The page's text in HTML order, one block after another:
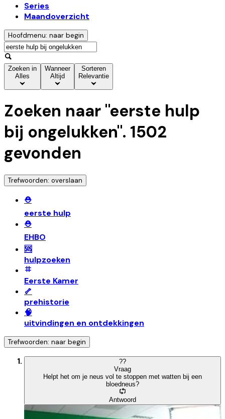
Series
Maandoverzicht
Hoofdmenu: naar begin
Zoeken in
Alles
Wanneer
Altijd
Sorteren
Relevantie
Zoeken naar "eerste hulp
bij ongelukken". 1502
gevonden
Trefwoorden: overslaan
⛑️
eerste hulp
⛑️
EHBO
🆘
hulpzoeken
Eerste Kamer
🦴
prehistorie
🧠
uitvindingen en ontdekkingen
Trefwoorden: naar begin
??
Vraag
Helpt het om je neus vol te stoppen met watten bij een
bloedneus?
Antwoord